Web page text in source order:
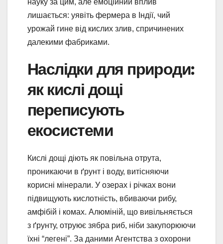
лишається: уявіть фермера в Індії, чий
урожай гине від кислих злив, спричинених
далекими фабриками.
Наслідки для природи:
як кислі дощі
переписують
екосистеми
Кислі дощі діють як повільна отрута,
проникаючи в ґрунт і воду, витісняючи
корисні мінерали. У озерах і річках вони
підвищують кислотність, вбиваючи рибу,
амфібій і комах. Алюміній, що вивільняється
з ґрунту, отруює зябра риб, ніби закупорюючи
їхні “легені”. За даними Агентства з охорони